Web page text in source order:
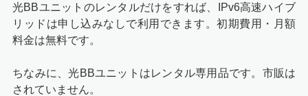
光BBユニットのレンタルだけをすれば、IPv6高速ハイブ
リッドは申し込みなしで利用できます。初期費用・月額
料金は無料です。
ちなみに、光BBユニットはレンタル専用品です。市販は
されていません。